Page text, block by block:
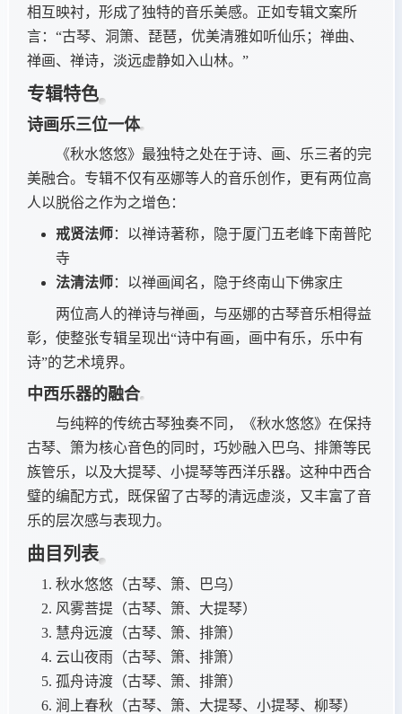
相互映衬，形成了独特的音乐美感。正如专辑文案所
言：“古琴、洞箫、琵琶，优美清雅如听仙乐；禅曲、
禅画、禅诗，淡远虚静如入山林。”
专辑特色
诗画乐三位一体
《秋水悠悠》最独特之处在于诗、画、乐三者的完
美融合。专辑不仅有巫娜等人的音乐创作，更有两位高
人以脱俗之作为之增色：
戒贤法师：以禅诗著称，隐于厦门五老峰下南普陀
寺
法清法师：以禅画闻名，隐于终南山下佛家庄
两位高人的禅诗与禅画，与巫娜的古琴音乐相得益
彰，使整张专辑呈现出“诗中有画，画中有乐，乐中有
诗”的艺术境界。
中西乐器的融合
与纯粹的传统古琴独奏不同，《秋水悠悠》在保持
古琴、箫为核心音色的同时，巧妙融入巴乌、排箫等民
族管乐，以及大提琴、小提琴等西洋乐器。这种中西合
璧的编配方式，既保留了古琴的清远虚淡，又丰富了音
乐的层次感与表现力。
曲目列表
秋水悠悠（古琴、箫、巴乌）
风雾菩提（古琴、箫、大提琴）
慧舟远渡（古琴、箫、排箫）
云山夜雨（古琴、箫、排箫）
孤舟诗渡（古琴、箫、排箫）
涧上春秋（古琴、箫、大提琴、小提琴、柳琴）